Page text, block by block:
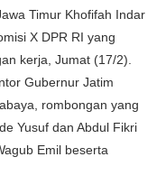
Timur Khofifah Indar
X DPR RI yang
kerja, Jumat (17/2).
Gubernur Jatim
rombongan yang
Yusuf dan Abdul Fikri
Emil beserta